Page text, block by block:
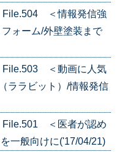
File.504 ＜情報発信強
ォーム/外壁塗装まで
File.503 ＜動画に人気
ララビット）/情報発信
File.501 ＜医者が認め
一般向けに('17/04/21)